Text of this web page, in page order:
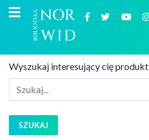
Wyszukaj interesujący cię produkt
SZUKAJ